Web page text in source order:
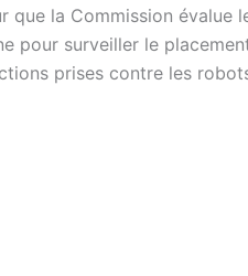
que la Commission évalue
pour surveiller le
prises contre les